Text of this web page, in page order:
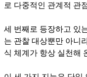
로 다중적인 관계적 관
세 번째로 등장하고 있
는 관찰 대상뿐만 아니
식 체계가 항상 실천해